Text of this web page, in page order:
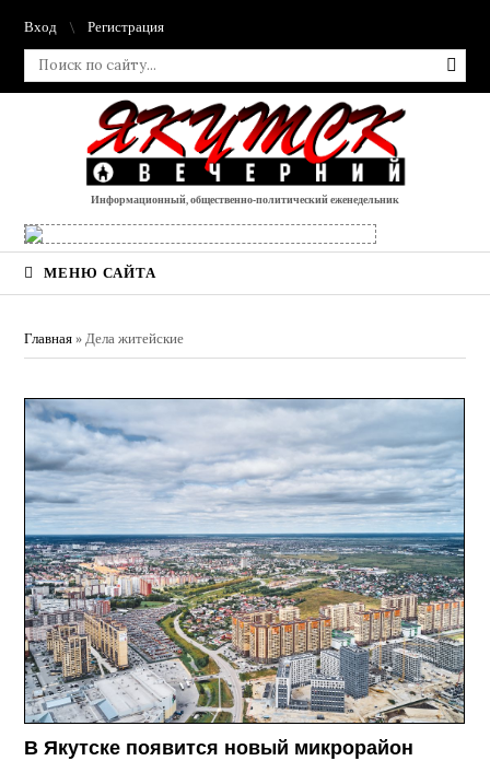
Вход Регистрация
Информационный, общественно-политический еженедельник
МЕНЮ САЙТА
Главная »Дела житейские
В Якутске появится новый микрорайон